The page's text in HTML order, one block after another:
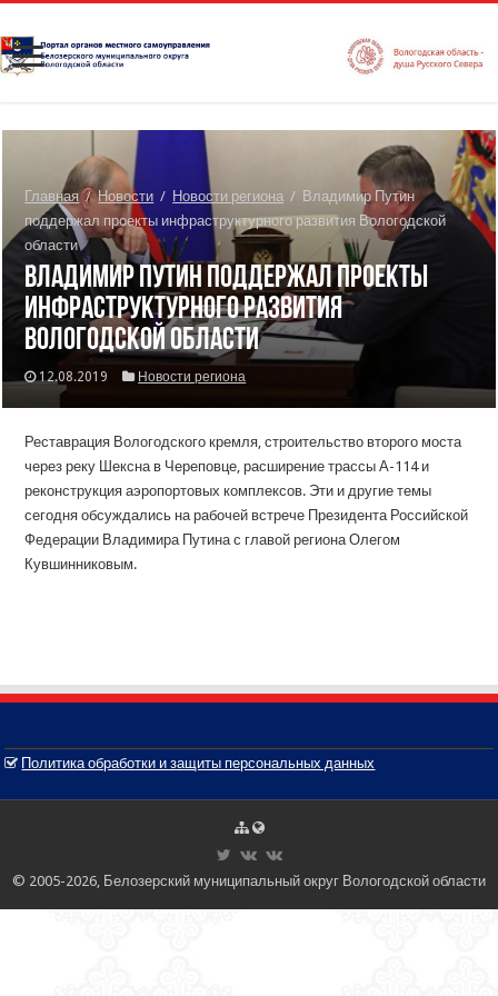
Главная / Новости / Новости региона / Владимир Путин
поддержал проекты инфраструктурного развития Вологодской
области
Владимир Путин поддержал проекты
инфраструктурного развития
Вологодской области
12.08.2019 Новости региона
Реставрация Вологодского кремля, строительство второго моста
через реку Шексна в Череповце, расширение трассы А-114 и
реконструкция аэропортовых комплексов. Эти и другие темы
сегодня обсуждались на рабочей встрече Президента Российской
Федерации Владимира Путина с главой региона Олегом
Кувшинниковым.
Политика обработки и защиты персональных данных
© 2005-2026, Белозерский муниципальный округ Вологодской области